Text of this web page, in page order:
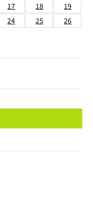
17 18
19
24 25
26